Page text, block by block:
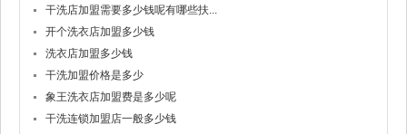
干洗店加盟需要多少钱呢有哪些扶...
开个洗衣店加盟多少钱
洗衣店加盟多少钱
干洗加盟价格是多少
象王洗衣店加盟费是多少呢
干洗连锁加盟店一般多少钱